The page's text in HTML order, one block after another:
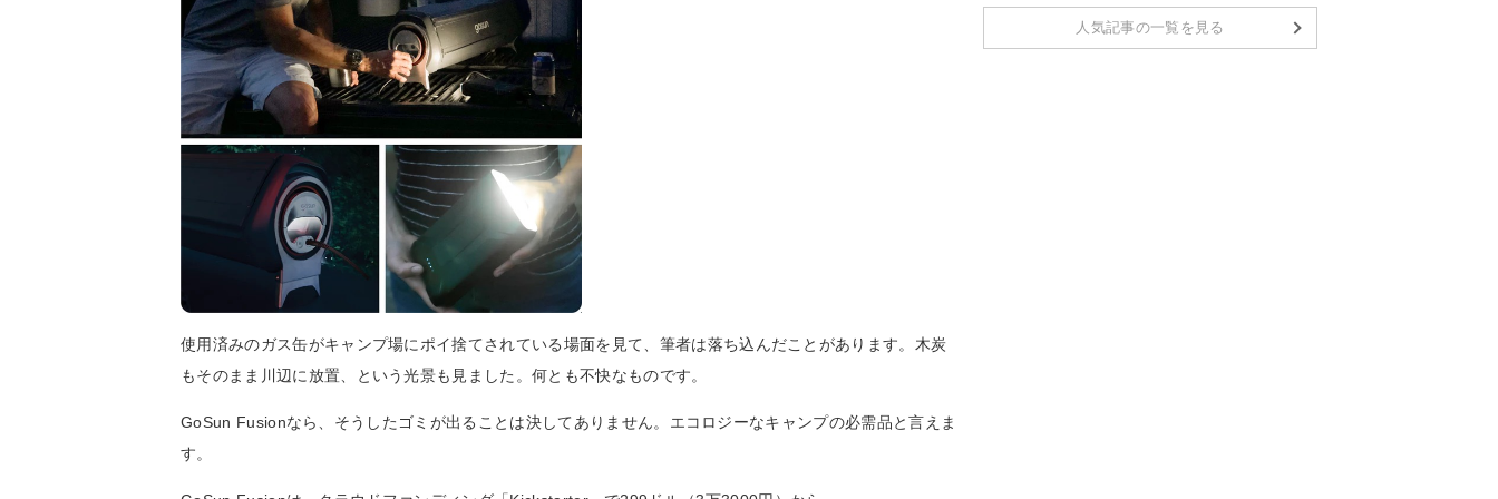
使用済みのガス缶がキャンプ場にポイ捨てされている場面を見て、筆者は落ち込んだことがあります。木炭
もそのまま川辺に放置、という光景も見ました。何とも不快なものです。
GoSun Fusionなら、そうしたゴミが出ることは決してありません。エコロジーなキャンプの必需品と言えま
す。
人気記事の一覧を見る